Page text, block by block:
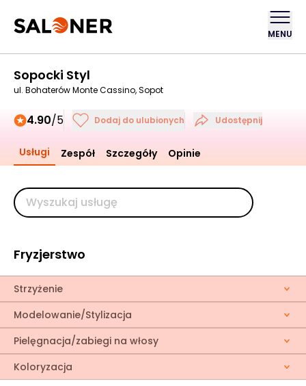
MENU
Sopocki Styl
ul. Bohaterów Monte Cassino, Sopot
4.90/5 Dodaj do ulubionych Udostępnij
Usługi Zespół Szczegóły Opinie
Fryzjerstwo
Strzyżenie
Modelowanie/Stylizacja
Pielęgnacja/zabiegi na włosy
Koloryzacja